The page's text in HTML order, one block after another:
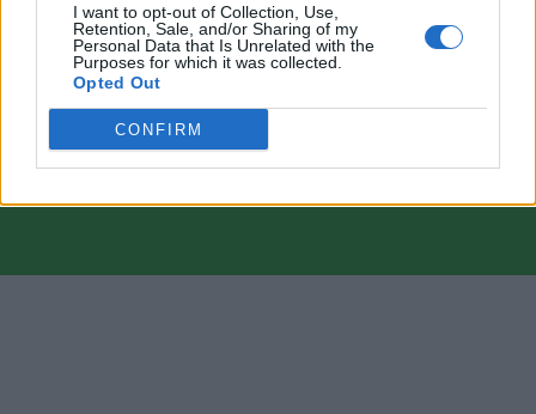
I want to opt-out of Collection, Use,
Retention, Sale, and/or Sharing of my
Personal Data that Is Unrelated with the
Purposes for which it was collected.
Opted Out
CONFIRM
Il materiale (testo, foto e video) consultabile in questo portale è di nostra proprietà.
Alcune foto (screenshot) ed articoli presenti su "Calciomercato Magazine" sono in parte
giunti da internet, in quanto arrivati alla nostra attenzione attraverso regolari
comunicati stampa con immagini e testi allegati ed autorizzati alla pubblicazione, e
quindi valutati di pubblico dominio. Se i soggetti o gli autori avessero qualcosa in
contrario alla pubblicazione, non avranno che da segnalarlo alla redazione (indirizzo
"Calciomercato Magazine" non è una testata giornalistica, ma un sito di informazione di
proprietà di Napoli Magazine.